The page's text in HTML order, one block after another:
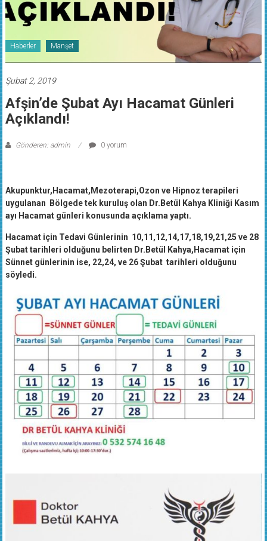
Haberler Manşet
Şubat 2, 2019
Afşin’de Şubat Ayı Hacamat Günleri
Açıklandı!
Gönderen: admin 0 yorum
Akupunktur,Hacamat,Mezoterapi,Ozon ve Hipnoz terapileri
uygulanan Bölgede tek kuruluş olan Dr.Betül Kahya Kliniği Kasım
ayı Hacamat günleri konusunda açıklama yaptı.
Hacamat için Tedavi Günlerinin 10,11,12,14,17,18,19,21,25 ve 28
Şubat tarihleri olduğunu belirten Dr.Betül Kahya,Hacamat için
Sünnet günlerinin ise, 22,24, ve 26 Şubat tarihleri olduğunu
söyledi.